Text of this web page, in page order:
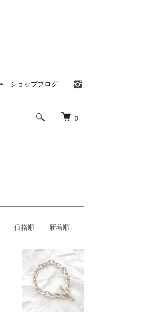
0
ショップブログ
価格順 新着順